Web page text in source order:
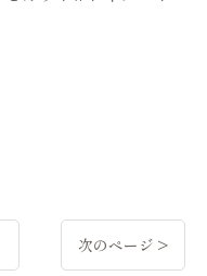
次のページ >